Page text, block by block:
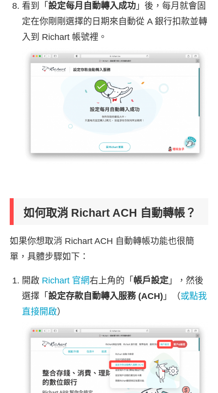
看到「 設定每月自動轉入成功 」後，每月就會固
定在你剛剛選擇的日期來自動從 A 銀行扣款並轉
入到 Richart 帳號裡。
如何取消 Richart ACH 自動轉帳？
如果你想取消 Richart ACH 自動轉帳功能也很簡
單，具體步驟如下：
開啟 Richart 官網右上角的「 帳戶設定 」，然後
選擇「 設定存款自動轉入服務 (ACH) 」（或點我
直接開啟）